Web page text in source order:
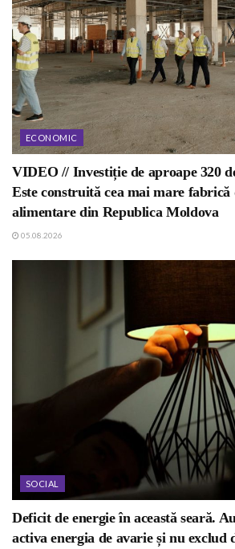
ECONOMIC
VIDEO // Investiție de aproape 320
Este construită cea mai mare fabrică
alimentare din Republica Moldova
05.08.2026
SOCIAL
Deficit de energie în această seară.
activa energia de avarie și nu exclud